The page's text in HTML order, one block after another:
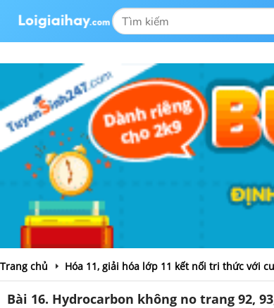
Trang chủ Hóa 11, giải hóa lớp 11 kết nối tri thức với
Bài 16. Hydrocarbon không no trang 92,